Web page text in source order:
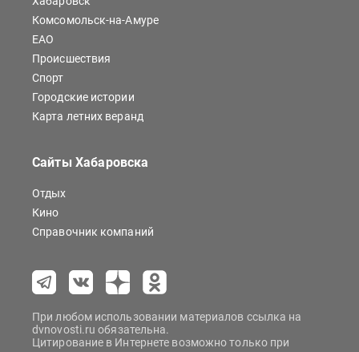
Комсомольск-на-Амуре
ЕАО
Происшествия
Спорт
Городские истории
Карта летних веранд
Сайты Хабаровска
Отдых
Кино
Справочник компаний
При любом использовании материалов ссылка на
dvnovosti.ru обязательна.
Цитирование в Интернете возможно только при